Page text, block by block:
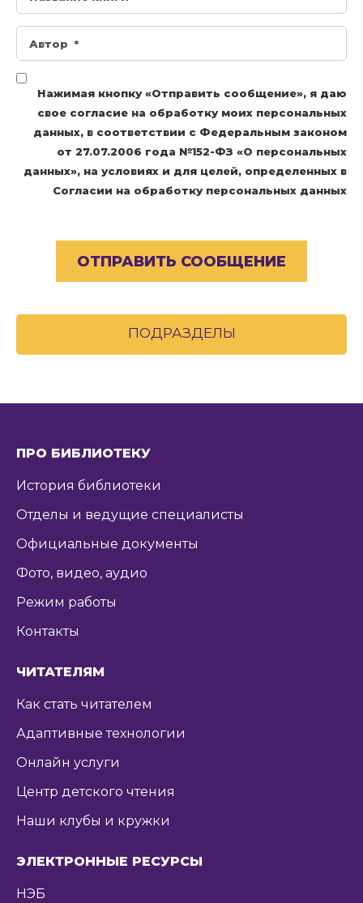
Нажимая кнопку «Отправить сообщение», я даю
свое согласие на обработку моих персональных
данных, в соответствии с Федеральным законом
от 27.07.2006 года №152-ФЗ «О персональных
данных», на условиях и для целей, определенных в
Согласии на обработку персональных данных
ПОДРАЗДЕЛЫ
ПРО БИБЛИОТЕКУ
История библиотеки
Отделы и ведущие специалисты
Официальные документы
Фото, видео, аудио
Режим работы
Контакты
ЧИТАТЕЛЯМ
Как стать читателем
Адаптивные технологии
Онлайн услуги
Центр детского чтения
Наши клубы и кружки
ЭЛЕКТРОННЫЕ РЕСУРСЫ
НЭБ